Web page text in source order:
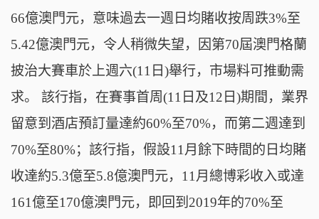
66億澳門元，意味過去一週日均賭收按周跌3%至
5.42億澳門元，令人稍微失望，因第70屆澳門格蘭
披治大賽車於上週六(11日)舉行，市場料可推動需
求。 該行指，在賽事首周(11日及12日)期間，業界
留意到酒店預訂量達約60%至70%，而第二週達到
70%至80%；該行指，假設11月餘下時間的日均賭
收達約5.3億至5.8億澳門元，11月總博彩收入或達
161億至170億澳門元，即回到2019年的70%至